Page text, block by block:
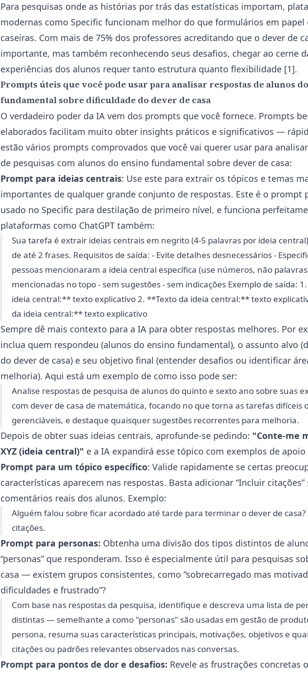
Para pesquisas onde as histórias por trás das estatísticas importam,
modernas como Specific funcionam melhor do que formulários em papel
caseiras. Com mais de 75% dos professores acreditando que o dever de
importante, mas também reconhecendo seus desafios, chegar ao cerne
experiências dos alunos requer tanto estrutura quanto flexibilidade [1].
Prompts úteis que você pode usar para analisar respostas de alunos
fundamental sobre dificuldade do dever de casa
O verdadeiro poder da IA vem dos prompts que você fornece. Prompts
elaborados facilitam muito obter insights práticos e significativos —
estão vários prompts comprovados que você vai querer usar para
de pesquisas com alunos do ensino fundamental sobre dever de casa:
Prompt para ideias centrais: Use este para extrair os tópicos e temas
importantes de qualquer grande conjunto de respostas. Este é o prompt
usado no Specific para destilação de primeiro nível, e funciona
plataformas como ChatGPT também:
Sua tarefa é extrair ideias centrais em negrito (4-5 palavras por ideia
de até 2 frases. Requisitos de saída: - Evite detalhes desnecessários -
pessoas mencionaram a ideia central específica (use números, não
mencionadas no topo - sem sugestões - sem indicações Exemplo de saída:
ideia central:** texto explicativo 2. **Texto da ideia central:** texto
da ideia central:** texto explicativo
Sempre dê mais contexto para a IA para obter respostas melhores. Por
inclua quem respondeu (alunos do ensino fundamental), o assunto alvo
do dever de casa) e seu objetivo final (entender desafios ou identificar
melhoria). Aqui está um exemplo de como isso pode ser:
Analise respostas de pesquisa de alunos do quinto e sexto ano sobre suas
com dever de casa de matemática, focando no que torna as tarefas difíceis
gerenciáveis, e destaque quaisquer sugestões recorrentes para melhoria.
Depois de obter suas ideias centrais, aprofunde-se pedindo: "Conte-me
XYZ (ideia central)" e a IA expandirá esse tópico com exemplos de apoio
Prompt para um tópico específico: Valide rapidamente se certas
características aparecem nas respostas. Basta adicionar “Incluir citações”
comentários reais dos alunos. Exemplo:
Alguém falou sobre ficar acordado até tarde para terminar o dever de
citações.
Prompt para personas: Obtenha uma divisão dos tipos distintos de
“personas” que responderam. Isso é especialmente útil para pesquisas
casa — existem grupos consistentes, como “sobrecarregado mas
dificuldades e frustrado”?
Com base nas respostas da pesquisa, identifique e descreva uma lista de
distintas — semelhante a como "personas" são usadas em gestão de
persona, resuma suas características principais, motivações, objetivos e
citações ou padrões relevantes observados nas conversas.
Prompt para pontos de dor e desafios: Revele as frustrações concretas